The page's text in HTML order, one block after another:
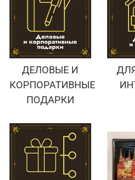
Подарки страховщику
Подарки строителю
Подарки учителю
ДЕЛОВЫЕ И
КОРПОРАТИВНЫЕ
ПОДАРКИ